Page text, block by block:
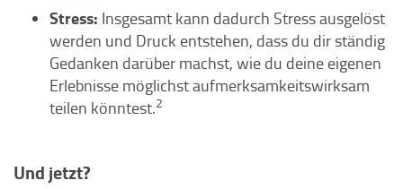
Stress: Insgesamt kann dadurch Stress ausgelöst
werden und Druck entstehen, dass du dir ständig
Gedanken darüber machst, wie du deine eigenen
Erlebnisse möglichst aufmerksamkeitswirksam
teilen könntest.2
Und jetzt?